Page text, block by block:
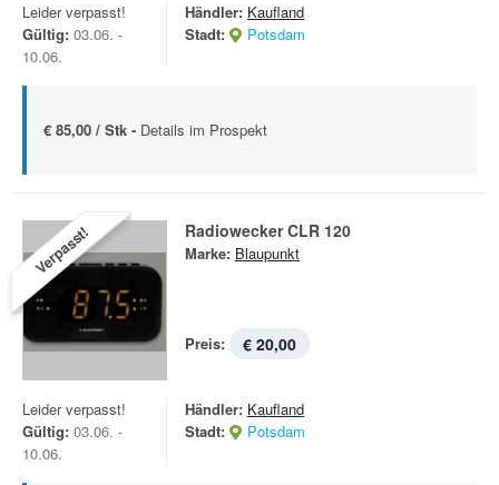
Leider verpasst!
Gültig: 03.06. -
10.06.
Händler: Kaufland
Stadt:
Potsdam
€ 85,00 / Stk - Details im Prospekt
Verpasst! Radiowecker CLR 120
Marke: Blaupunkt
Preis: € 20,00
Leider verpasst!
Gültig: 03.06. -
10.06.
Händler: Kaufland
Stadt:
Potsdam